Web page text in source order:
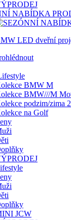
NABÍDKA
LED dveřní
BMW M
BMW///M
podzim/zima
na Golf
JCW